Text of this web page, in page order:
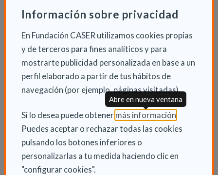
Información sobre privacidad
En Fundación CASER utilizamos cookies propias
y de terceros para fines analíticos y para
mostrarte publicidad personalizada en base a un
perfil elaborado a partir de tus hábitos de
navegación (por ejemplo, páginas visitadas).
Si lo desea puede obtener más información(Abre en
Puedes aceptar o rechazar todas las cookies
pulsando los botones inferiores o
personalizarlas a tu medida haciendo clic en
"configurar cookies".
Abre en nueva ventana
Terapia ocupacional en el ámbito
penitenciario
Terapia ocupacional en el ámbito
penitenciario. Una tarea pendiente. La
entrada en prisión de cualquier persona
supone una interrupción abrupta pero
temporal de su vida en comunidad...
LEER MÁSACERCA DE TERAPIA OCUPACIONAL